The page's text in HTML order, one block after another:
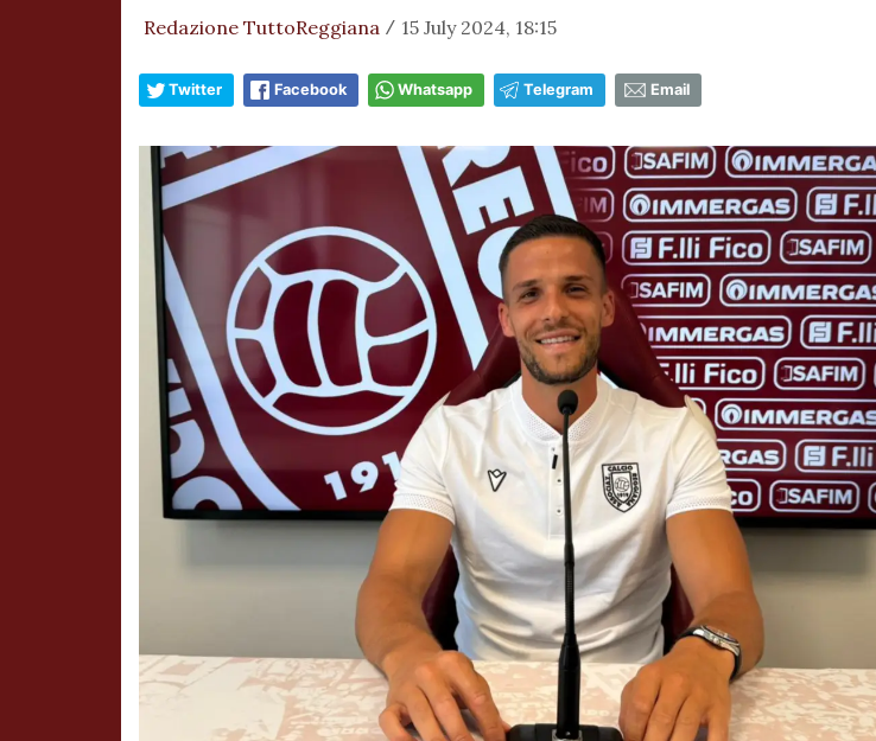
Redazione TuttoReggiana / 15 July 2024, 18:15
Twitter Facebook Whatsapp Telegram Email